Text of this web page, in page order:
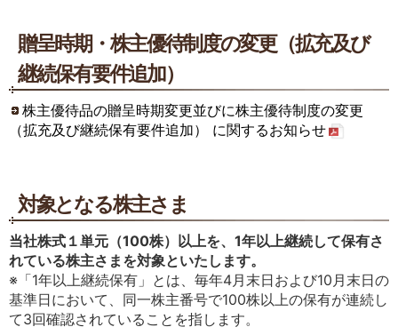
贈呈時期・株主優待制度の変更（拡充及び
継続保有要件追加）
株主優待品の贈呈時期変更並びに株主優待制度の変更
（拡充及び継続保有要件追加） に関するお知らせ
対象となる株主さま
当社株式１単元（100株）以上を、1年以上継続して保有さ
れている株主さまを対象といたします。​
※「1年以上継続保有」とは、毎年4月末日および10月末日の
基準日において、同一株主番号で100株以上の保有が連続し
て3回確認されていることを指します。​
IR資料室 株式情報
電子公告
IRよくあるご質問 IRサイトの使い方
Ambihone株式会社
新卒採用 キャリア採用
アルバイト採用
ESG・SDGs
個人情報保護方針
サイトマップ お問い合わせ